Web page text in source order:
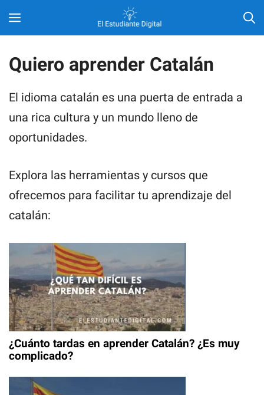
Saltar
MENÚ
Quiero aprender Catalán
El idioma catalán es una puerta de entrada a
una rica cultura y un mundo lleno de
oportunidades.
Explora las herramientas y cursos que
ofrecemos para facilitar tu aprendizaje del
catalán:
¿Cuánto tardas en aprender Catalán? ¿Es muy
complicado?